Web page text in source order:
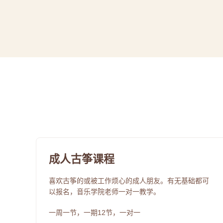
成人古筝课程
喜欢古筝的或被工作烦心的成人朋友。有无基础都可
以报名，音乐学院老师一对一教学。
一周一节，一期12节，一对一